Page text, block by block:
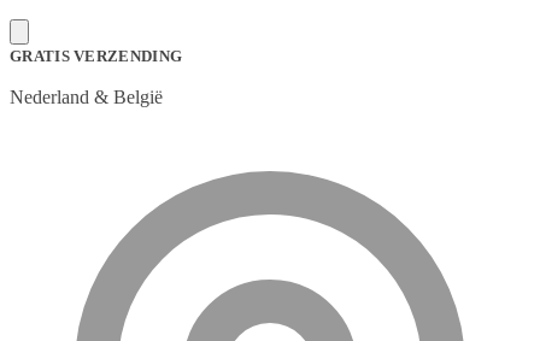
GRATIS VERZENDING
Nederland & België